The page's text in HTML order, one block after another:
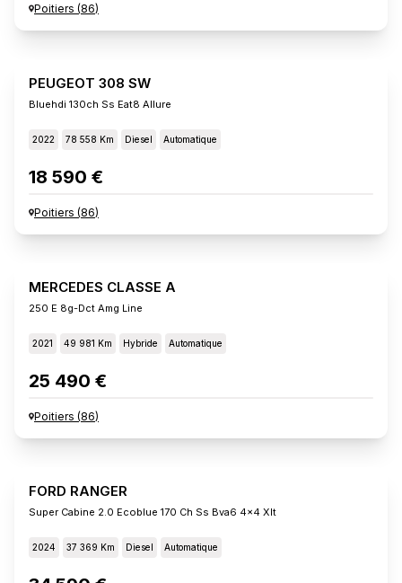
Poitiers (86)
PEUGEOT 308 SW
Bluehdi 130ch Ss Eat8 Allure
2022 78 558 Km Diesel Automatique
18 590 €
Poitiers (86)
MERCEDES CLASSE A
250 E 8g-Dct Amg Line
2021 49 981 Km Hybride Automatique
25 490 €
Poitiers (86)
FORD RANGER
Super Cabine 2.0 Ecoblue 170 Ch Ss Bva6 4x4 Xlt
2024 37 369 Km Diesel Automatique